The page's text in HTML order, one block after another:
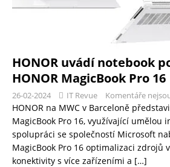
HONOR uvádí notebook
HONOR MagicBook Pro 16
26-02-2024 IT Revue Komentáře
HONOR na MWC v Barceloně
MagicBook Pro 16, využívající umělou
spolupráci se společností Microsoft
MagicBook Pro 16 optimalizaci zdrojů
konektivity s více zařízeními a […]